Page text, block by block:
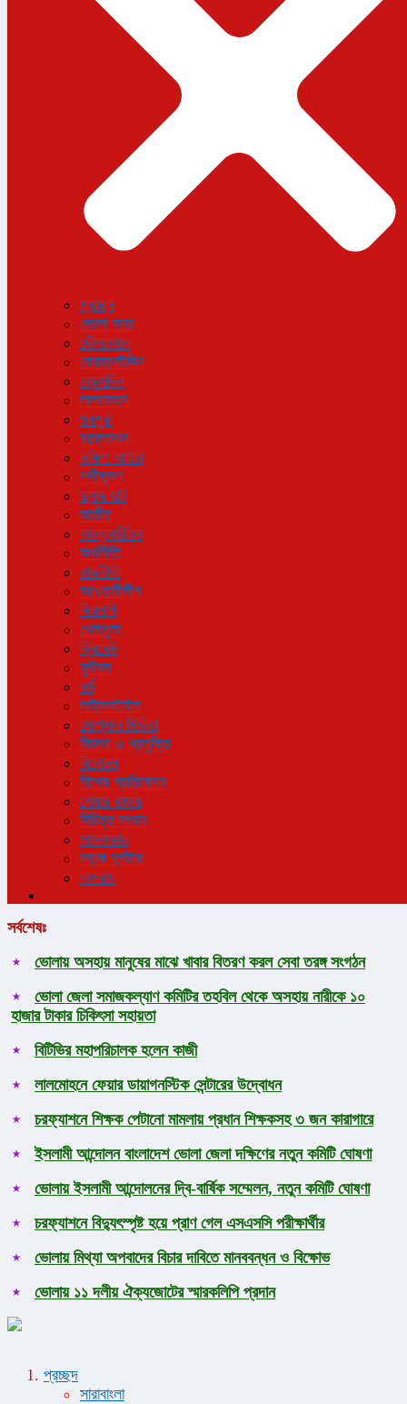
বিশেষ প্রতিবেদন
প্রচ্ছদ
ভোলা সদর
দৌলতখান
বোরহানউদ্দিন
তজুমদ্দিন
লালমোহন
মনপুরা
চরফ্যাশন
দক্ষিণ আইচা
শশীভূষণ
দুলার হাট
জাতীয়
আন্তর্জাতিক
অর্থনীতি
রাজনীতি
আওয়ামীলীগ
বিএনপি
খেলাধুলা
ক্রিকেট
ফুটবল
ধর্ম
লাইফস্টাইল
সোশ্যাল মিডিয়া
বিজ্ঞান ও প্রযুক্তি
বিনোদন
বিশেষ প্রতিবেদন
শেয়ার বাজার
বিচিত্র সংবাদ
সাক্ষাৎকার
সড়ক দুর্ঘটনা
অপরাধ
সর্বশেষঃ
ভোলায় অসহায় মানুষের মাঝে খাবার বিতরণ করল সেবা তরঙ্গ সংগঠন
ভোলা জেলা সমাজকল্যাণ কমিটির তহবিল থেকে অসহায় নারীকে ১০
হাজার টাকার চিকিৎসা সহায়তা
বিটিভির মহাপরিচালক হলেন কাজী
লালমোহনে ফেয়ার ডায়াগনস্টিক সেন্টারের উদ্বোধন
চরফ্যাশনে শিক্ষক পেটানো মামলায় প্রধান শিক্ষকসহ ৩ জন কারাগারে
ইসলামী আন্দোলন বাংলাদেশ ভোলা জেলা দক্ষিণের নতুন কমিটি ঘোষণা
ভোলায় ইসলামী আন্দোলনের দ্বি-বার্ষিক সম্মেলন, নতুন কমিটি ঘোষণা
চরফ্যাশনে বিদ্যুৎস্পৃষ্ট হয়ে প্রাণ গেল এসএসসি পরীক্ষার্থীর
ভোলায় মিথ্যা অপবাদের বিচার দাবিতে মানববন্ধন ও বিক্ষোভ
ভোলায় ১১ দলীয় ঐক্যজোটের স্মারকলিপি প্রদান
প্রচ্ছদ
সারাবাংলা